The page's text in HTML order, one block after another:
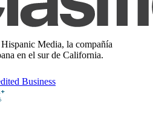
Media, la compañía
en el sur de California.
Business